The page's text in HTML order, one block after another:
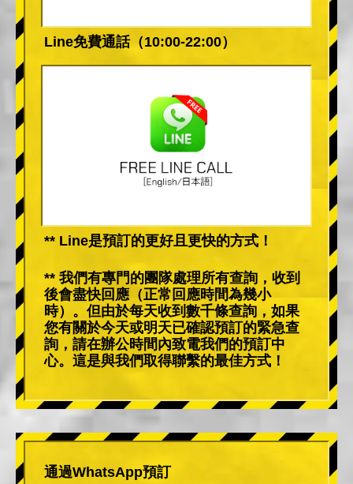
Line免費通話（10:00-22:00）
** Line是預訂的更好且更快的方式！
** 我們有專門的團隊處理所有查詢，收到
後會盡快回應（正常回應時間為幾小
時）。但由於每天收到數千條查詢，如果
您有關於今天或明天已確認預訂的緊急查
詢，請在辦公時間內致電我們的預訂中
心。這是與我們取得聯繫的最佳方式！
通過WhatsApp預訂